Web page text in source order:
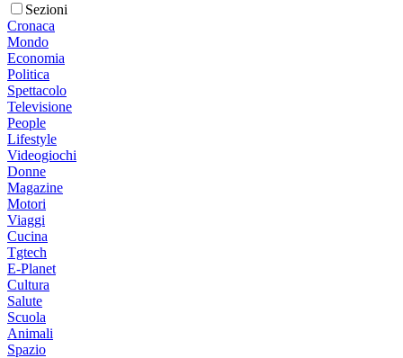
Sezioni
Cronaca
Mondo
Economia
Politica
Spettacolo
Televisione
People
Lifestyle
Videogiochi
Donne
Magazine
Motori
Viaggi
Cucina
Tgtech
E-Planet
Cultura
Salute
Scuola
Animali
Spazio